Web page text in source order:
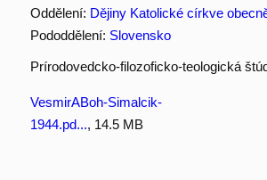
Oddělení: Dějiny Katolické církve
Pododdělení: Slovensko
Prírodovedcko-filozoficko-teologická
VesmirABoh-Simalcik-
1944.pd..., 14.5 MB